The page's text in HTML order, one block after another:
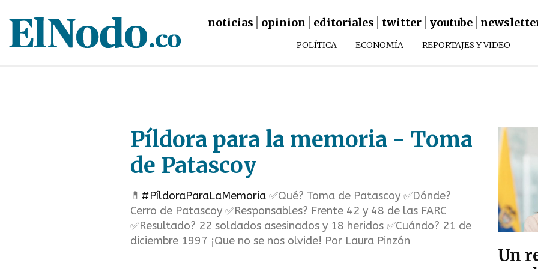
Main
noticias opinion editoriales twitter youtube
POLÍTICA ECONOMÍA REPORTAJES Y VIDEO
Píldora para la memoria - Toma
de Patascoy
💊 #PíldoraParaLaMemoria✅Qué? Toma de Patascoy ✅Dónde?
Cerro de Patascoy ✅Responsables? Frente 42 y 48 de las FARC
✅Resultado? 22 soldados asesinados y 18 heridos ✅Cuándo? 21 de
diciembre 1997 ¡Que no se nos olvide! Por Laura Pinzón
Un